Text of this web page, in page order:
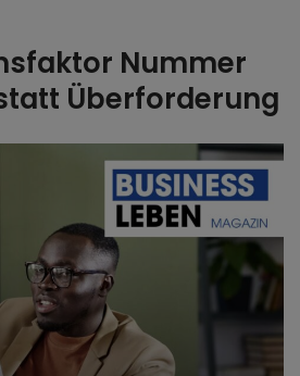
Nummer
Überforderung